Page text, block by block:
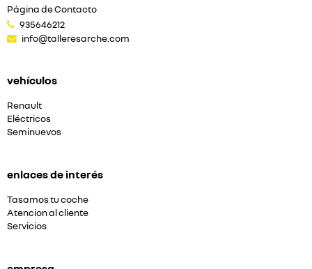
Página de Contacto
935646212
info@talleresarche.com
vehículos
Renault
Eléctricos
Seminuevos
enlaces de interés
Tasamos tu coche
Atencion al cliente
Servicios